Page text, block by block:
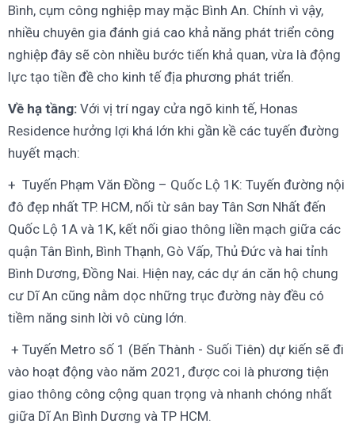
Bình, cụm công nghiệp may mặc Bình An. Chính vì vậy,
nhiều chuyên gia đánh giá cao khả năng phát triển công
nghiệp đây sẽ còn nhiều bước tiến khả quan, vừa là động
lực tạo tiền đề cho kinh tế địa phương phát triển.
Về hạ tầng: Với vị trí ngay cửa ngõ kinh tế, Honas
Residence hưởng lợi khá lớn khi gần kề các tuyến đường
huyết mạch:
+ Tuyến Phạm Văn Đồng – Quốc Lộ 1K: Tuyến đường nội
đô đẹp nhất TP. HCM, nối từ sân bay Tân Sơn Nhất đến
Quốc Lộ 1A và 1K, kết nối giao thông liền mạch giữa các
quận Tân Bình, Bình Thạnh, Gò Vấp, Thủ Đức và hai tỉnh
Bình Dương, Đồng Nai. Hiện nay, các dự án căn hộ chung
cư Dĩ An cũng nằm dọc những trục đường này đều có
tiềm năng sinh lời vô cùng lớn.
+ Tuyến Metro số 1 (Bến Thành - Suối Tiên) dự kiến sẽ đi
vào hoạt động vào năm 2021, được coi là phương tiện
giao thông công cộng quan trọng và nhanh chóng nhất
giữa Dĩ An Bình Dương và TP HCM.